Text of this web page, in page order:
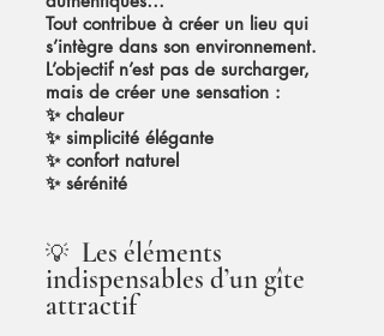
Tout contribue à créer un lieu qui
s’intègre dans son environnement.
L’objectif n’est pas de surcharger,
mais de créer une sensation :
✨ chaleur
✨ simplicité élégante
✨ confort naturel
✨ sérénité
💡 Les éléments
indispensables d’un gîte
attractif